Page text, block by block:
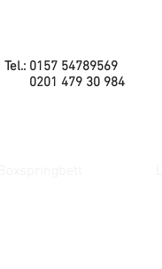
Tel.: 0157 54789569
0201 479 30 984